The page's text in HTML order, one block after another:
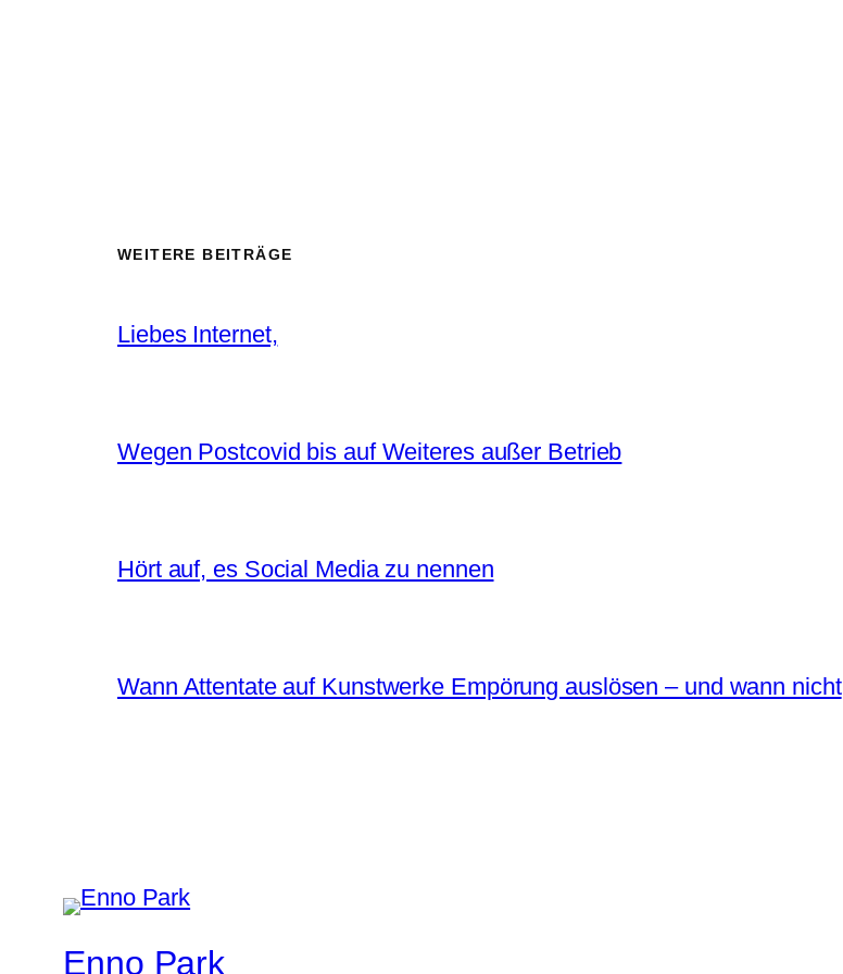
WEITERE BEITRÄGE
Liebes Internet,
Wegen Postcovid bis auf Weiteres außer Betrieb
Hört auf, es Social Media zu nennen
Wann Attentate auf Kunstwerke Empörung auslösen – und wann nicht
Enno Park